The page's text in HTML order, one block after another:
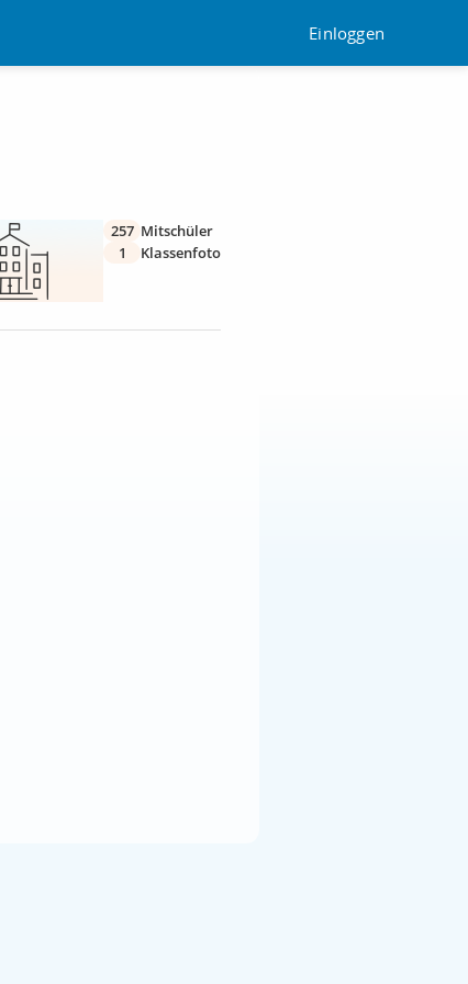
Einloggen
257 Mitschüler
1
Klassenfoto